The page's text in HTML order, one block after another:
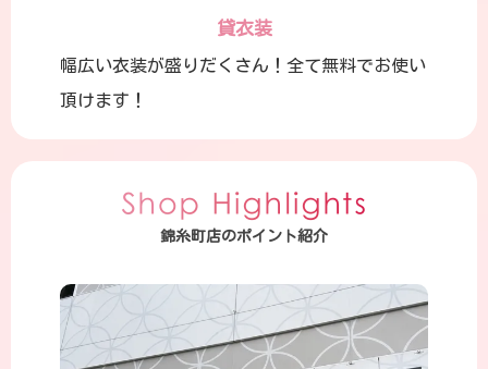
貸衣装
幅広い衣装が盛りだくさん！全て無料でお使い
頂けます！
錦糸町店のポイント紹介